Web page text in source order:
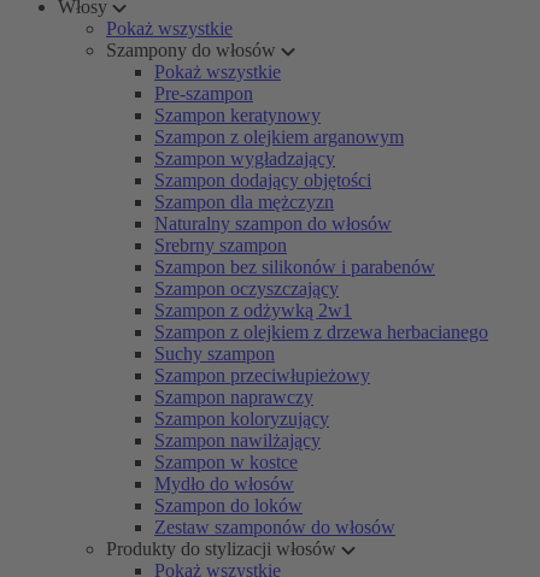
Włosy
Pokaż wszystkie
Szampony do włosów
Pokaż wszystkie
Pre-szampon
Szampon keratynowy
Szampon z olejkiem arganowym
Szampon wygładzający
Szampon dodający objętości
Szampon dla mężczyzn
Naturalny szampon do włosów
Srebrny szampon
Szampon bez silikonów i parabenów
Szampon oczyszczający
Szampon z odżywką 2w1
Szampon z olejkiem z drzewa herbacianego
Suchy szampon
Szampon przeciwłupieżowy
Szampon naprawczy
Szampon koloryzujący
Szampon nawilżający
Szampon w kostce
Mydło do włosów
Szampon do loków
Zestaw szamponów do włosów
Produkty do stylizacji włosów
Pokaż wszystkie